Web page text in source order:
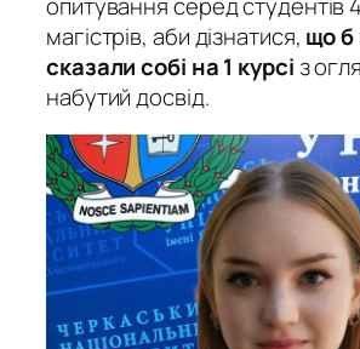
магістрів, аби дізнатися, що б
сказали собі на 1 курсіз
набутий досвід.